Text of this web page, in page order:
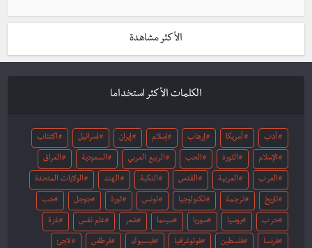
الأكثر مشاهدة
الكلمات الأكثر استخداما
أدب أمريكا إرهاب إسلام إيران اسرائيل اكتئاب
الإسلام الثورة الحب الربيع العربي السعودية العراق
العرب العربية القدس النكبة الهند الولايات المتحدة
تاريخ ترجمة تكنولوجيا تونس ثورة جوجل حب
حرب روسيا سوريا سينما شعر علم نفس غزة
فرنسا فلسطين فوتوغرافيا فيسبوك قرطاس لاجئ